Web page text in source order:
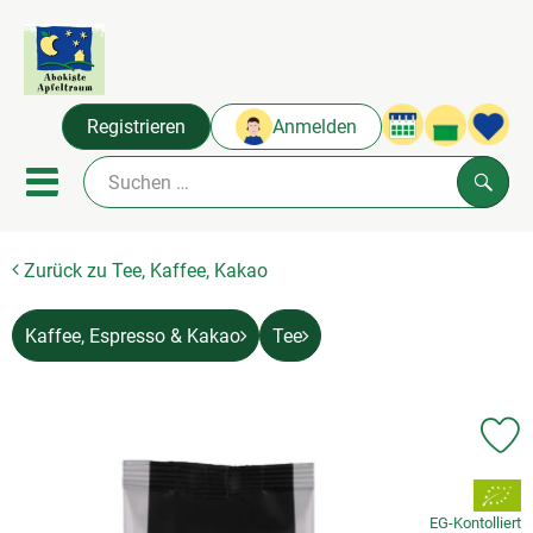
Registrieren Anmelden
Mobiles Menu öffnen oder
Abokisten
Angebot & Neues
Zurück zu Tee, Kaffee, Kakao
Kaffee, Espresso & Kakao Tee
, Verband:
EG-Kontolliert